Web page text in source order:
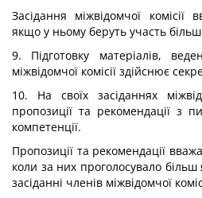
Засідання міжвідомчої комісії
якщо у ньому беруть участь
9. Підготовку матеріалів,
міжвідомчої комісії здійснює
10. На своїх засіданнях
пропозиції та рекомендації з
компетенції.
Пропозиції та рекомендації
коли за них проголосувало
засіданні членів міжвідомчої